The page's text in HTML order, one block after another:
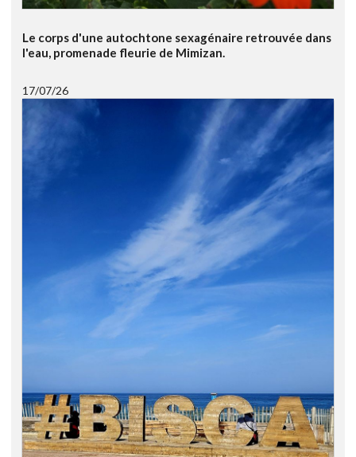
Le corps d'une autochtone sexagénaire retrouvée dans
l'eau, promenade fleurie de Mimizan.
17/07/26